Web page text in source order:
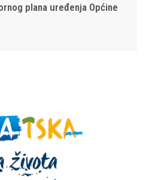
plana uređenja Općine